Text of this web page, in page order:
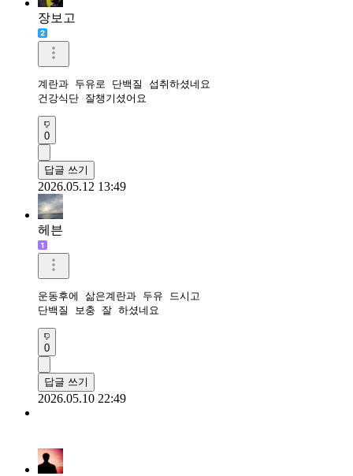
장보고
계란과 두유로 단백질 섭취하셨네요
건강식단 잘챙기셨어요
0
답글 쓰기
2026.05.12 13:49
헤븐
운동후에 삶은계란과 두유 드시고
단백질 보충 잘 하셨네요
0
답글 쓰기
2026.05.10 22:49